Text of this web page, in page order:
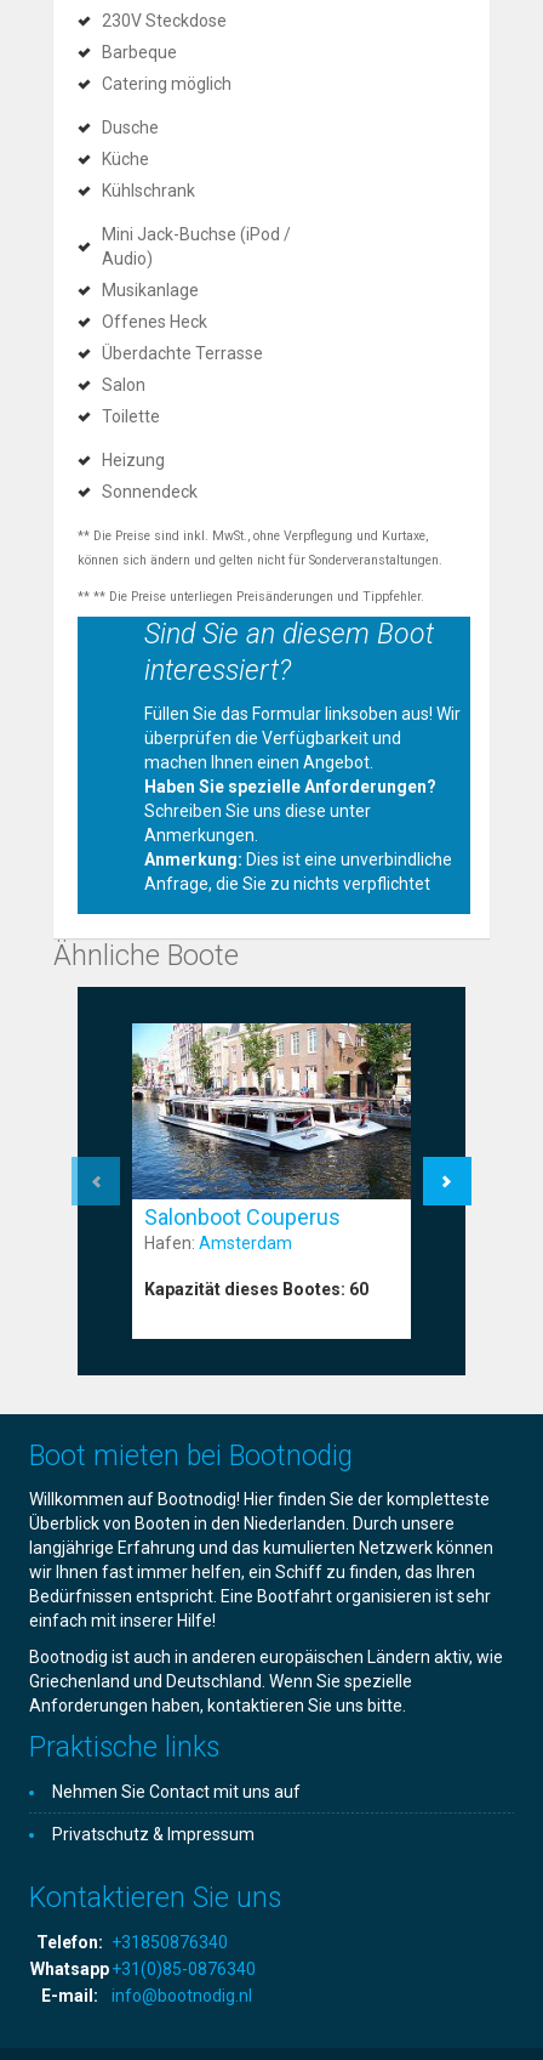
230V Steckdose
Barbeque
Catering möglich
Dusche
Küche
Kühlschrank
Mini Jack-Buchse (iPod /
Audio)
Musikanlage
Offenes Heck
Überdachte Terrasse
Salon
Toilette
Heizung
Sonnendeck
** Die Preise sind inkl. MwSt., ohne Verpflegung und Kurtaxe,
können sich ändern und gelten nicht für Sonderveranstaltungen.
** ** Die Preise unterliegen Preisänderungen und Tippfehler.
Sind Sie an diesem Boot
interessiert?
Füllen Sie das Formular linksoben aus! Wir
überprüfen die Verfügbarkeit und
machen Ihnen einen Angebot.
Haben Sie spezielle Anforderungen?
Schreiben Sie uns diese unter
Anmerkungen.
Anmerkung: Dies ist eine unverbindliche
Anfrage, die Sie zu nichts verpflichtet
Ähnliche Boote
Salonboot Couperus
Hafen: Amsterdam
Kapazität dieses Bootes: 60
Boot mieten bei Bootnodig
Willkommen auf Bootnodig! Hier finden Sie der kompletteste
Überblick von Booten in den Niederlanden. Durch unsere
langjährige Erfahrung und das kumulierten Netzwerk können
wir Ihnen fast immer helfen, ein Schiff zu finden, das Ihren
Bedürfnissen entspricht. Eine Bootfahrt organisieren ist sehr
einfach mit inserer Hilfe!
Bootnodig ist auch in anderen europäischen Ländern aktiv, wie
Griechenland und Deutschland. Wenn Sie spezielle
Anforderungen haben, kontaktieren Sie uns bitte.
Praktische links
Nehmen Sie Contact mit uns auf
Privatschutz & Impressum
Kontaktieren Sie uns
Telefon: +31850876340
Whatsapp+31(0)85-0876340
E-mail:
info@bootnodig.nl